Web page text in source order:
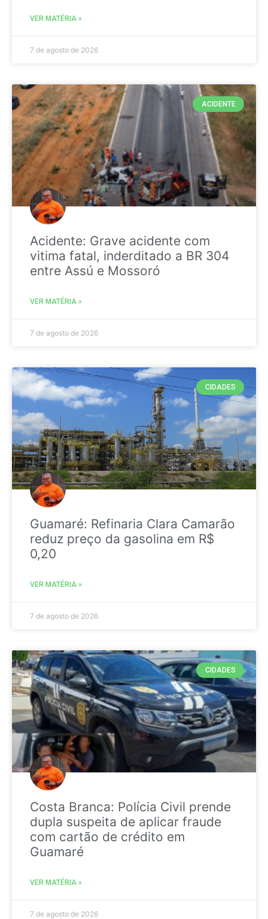
VER MATÉRIA »
7 de agosto de 2026
ACIDENTE
Acidente: Grave acidente com
vitima fatal, inderditado a BR 304
entre Assú e Mossoró
VER MATÉRIA »
7 de agosto de 2026
CIDADES
Guamaré: Refinaria Clara Camarão
reduz preço da gasolina em R$
0,20
VER MATÉRIA »
7 de agosto de 2026
CIDADES
Costa Branca: Polícia Civil prende
dupla suspeita de aplicar fraude
com cartão de crédito em
Guamaré
VER MATÉRIA »
7 de agosto de 2026